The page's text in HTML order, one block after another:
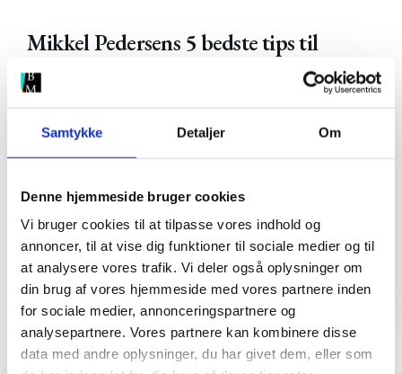
Samtykke Detaljer Om
Denne hjemmeside bruger cookies
Vi bruger cookies til at tilpasse vores indhold og
annoncer, til at vise dig funktioner til sociale medier og til
at analysere vores trafik. Vi deler også oplysninger om
din brug af vores hjemmeside med vores partnere inden
for sociale medier, annonceringspartnere og
analysepartnere. Vores partnere kan kombinere disse
data med andre oplysninger, du har givet dem, eller som
Mikkel Pedersens 5 bedste tips til
succes med content marketing
1. Definér din niche
kan dit brand være
eksperten, hvem vil I
kommunikere til, og hvad
skal modtageren få ud af
det?